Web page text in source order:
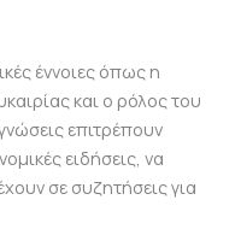
έννοιες όπως η
και ο ρόλος του
επιτρέπουν
ειδήσεις, να
σε συζητήσεις για